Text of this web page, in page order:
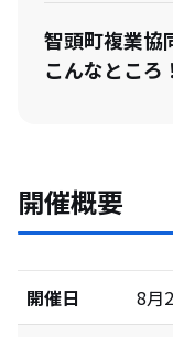
智頭町複業協
こんなところ
開催概要
開催日 8月